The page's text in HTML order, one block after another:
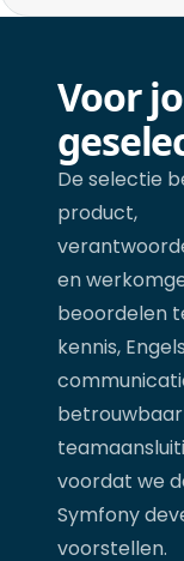
Voor
De selectie
product,
en
beoordelen
kennis,
voordat we
Symfony
voorstellen.